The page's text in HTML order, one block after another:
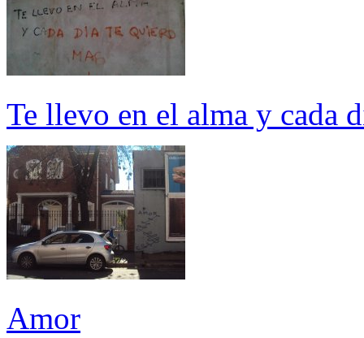
Te llevo en el alma y cada
Amor